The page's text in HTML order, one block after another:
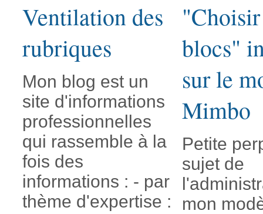
Ventilation des
rubriques
Mon blog est un
site d'informations
professionnelles
qui rassemble à la
fois des
informations : - par
thème d'expertise :
blocs"
sur le
Mimbo
Petite
sujet de
mon